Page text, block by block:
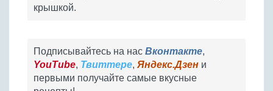
крышкой.
Подписывайтесь на нас Вконтакте,
YouTube, Твиттере, Яндекс.Дзен и
первыми получайте самые вкусные